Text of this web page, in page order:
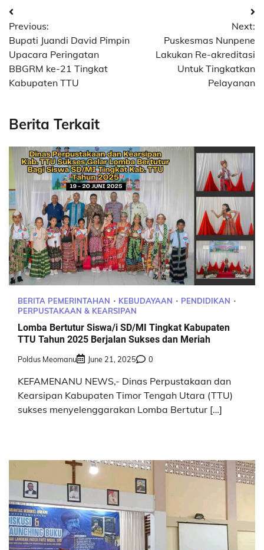
Post
navigation
Previous:
Bupati Juandi David Pimpin
Upacara Peringatan
BBGRM ke-21 Tingkat
Kabupaten TTU
Next:
Puskesmas Nunpene
Lakukan Re-akreditasi
Untuk Tingkatkan
Pelayanan
Berita Terkait
BERITA PEMERINTAHAN KEBUDAYAAN
PENDIDIKAN
PERPUSTAKAAN & KEARSIPAN
Lomba Bertutur Siswa/i SD/MI Tingkat Kabupaten
TTU Tahun 2025 Berjalan Sukses dan Meriah
Poldus Meomanu June 21, 2025 0
KEFAMENANU NEWS,- Dinas Perpustakaan dan
Kearsipan Kabupaten Timor Tengah Utara (TTU)
sukses menyelenggarakan Lomba Bertutur […]